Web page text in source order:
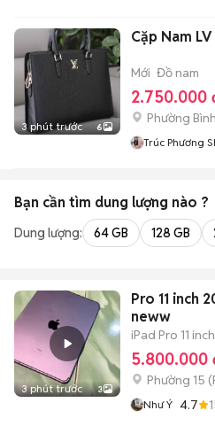
3 phút trước 6
Cặp Nam
Mới Đồ nam
2.750.000
Phường
Trúc Phương
Bạn cần tìm dung lượng nào ?
Dung lượng: 64 GB 128 GB
3 phút trước 3
Pro 11 inch
neww
iPad Pro 11
5.800.000
Phường 15 (
Như Ý 4.7